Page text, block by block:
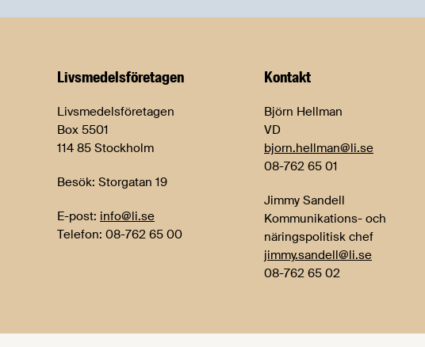
Livsmedels­företagen
Livsmedelsföretagen
Box 5501
114 85 Stockholm
Besök: Storgatan 19
E-post: info@li.se
Telefon: 08-762 65 00
Kontakt
Björn Hellman
VD
bjorn.hellman@li.se
08-762 65 01
Jimmy Sandell
Kommunikations- och
näringspolitisk chef
jimmy.sandell@li.se
08-762 65 02